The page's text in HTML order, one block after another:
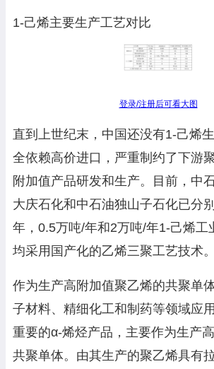
1-己烯主要生产工艺对比
登录/注册后可看大图
直到上世纪末，中国还没有1-己烯
全依赖高价进口，严重制约了下游
附加值产品研发和生产。目前，中
大庆石化和中石油独山子石化已分
年，0.5万吨/年和2万吨/年1-己烯工
均采用国产化的乙烯三聚工艺技术。
作为生产高附加值聚乙烯的共聚单
子材料、精细化工和制药等领域应
重要的α-烯烃产品，主要作为生产
共聚单体。由其生产的聚乙烯具有